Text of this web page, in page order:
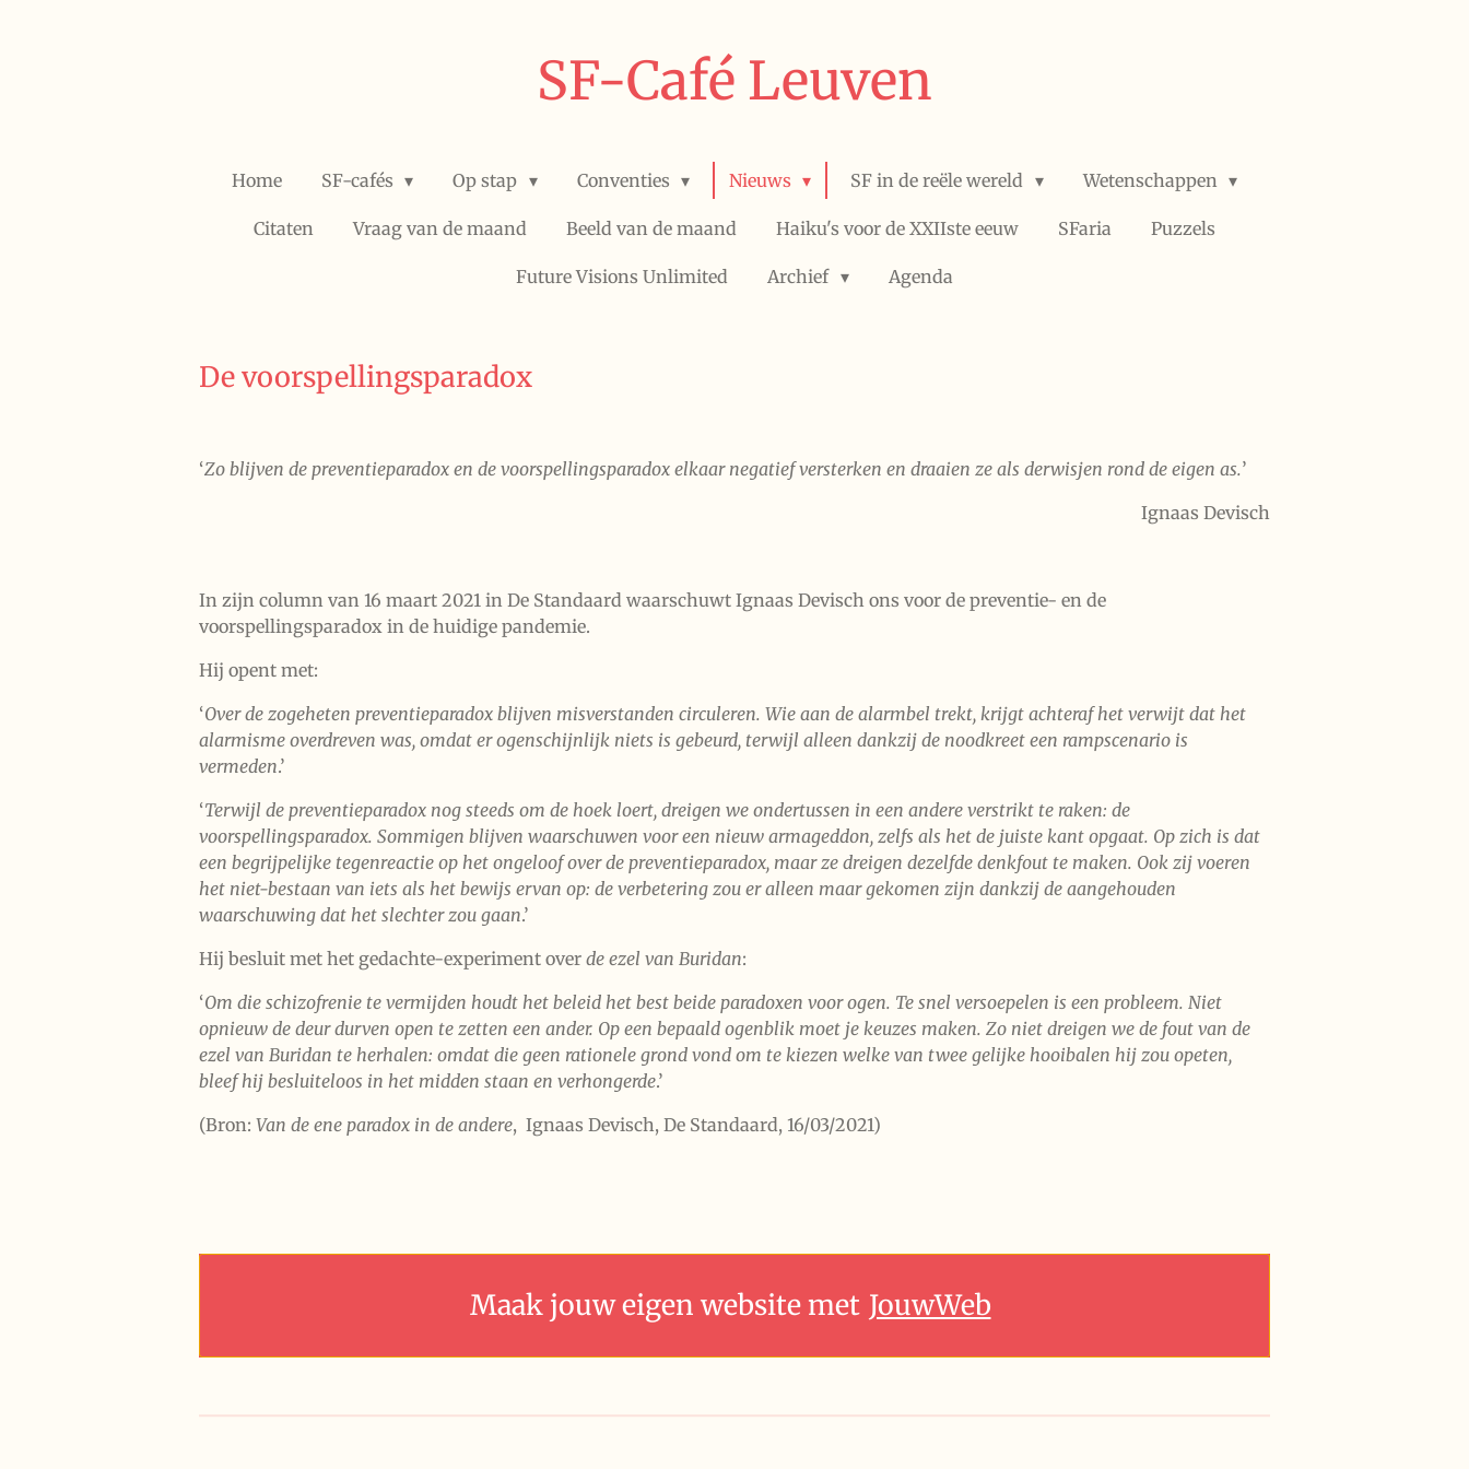
SF-Café Leuven
Home SF-cafés Op stap Conventies Nieuws SF in de reële wereld Wetenschappen
Citaten Vraag van de maand Beeld van de maand Haiku's voor de XXIIste eeuw SFaria Puzzels
Future Visions Unlimited Archief Agenda
De voorspellingsparadox
‘Zo blijven de preventie­paradox en de voorspellingsparadox elkaar negatief versterken en draaien ze als derwisjen rond de eigen as.’
Ignaas Devisch
In zijn column van 16 maart 2021 in De Standaard waarschuwt Ignaas Devisch ons voor de preventie- en de
voorspellingsparadox in de huidige pandemie.
Hij opent met:
‘Over de zogeheten preventieparadox blijven mis­verstanden circuleren. Wie aan de alarmbel trekt, krijgt achteraf het verwijt dat het
alarmisme overdreven was, omdat er ogenschijnlijk niets is gebeurd, terwijl alleen dankzij de noodkreet een rampscenario is
vermeden.’
‘Terwijl de preventieparadox nog steeds om de hoek loert, dreigen we ondertussen in een andere verstrikt te raken: de
voorspellingsparadox. Sommigen blijven waarschuwen voor een nieuw armageddon, zelfs als het de juiste kant opgaat. Op zich is dat
een begrijpelijke tegenreactie op het ongeloof over de preventie­paradox, maar ze dreigen dezelfde denkfout te maken. Ook zij voeren
het niet-bestaan van iets als het bewijs ervan op: de verbetering zou er alleen maar gekomen zijn dankzij de aangehouden
waarschuwing dat het slechter zou gaan.’
Hij besluit met het gedachte-experiment over de ezel van Buridan:
‘Om die schizofrenie te vermijden houdt het beleid het best beide paradoxen voor ogen. Te snel versoepelen is een probleem. Niet
opnieuw de deur durven open te zetten een ander. Op een bepaald ogenblik moet je keuzes maken. Zo niet dreigen we de fout van de
ezel van Buridan te herhalen: omdat die geen rationele grond vond om te kiezen welke van twee gelijke hooibalen hij zou opeten,
bleef hij besluiteloos in het midden staan en verhongerde.’
(Bron: Van de ene paradox in de andere, Ignaas Devisch, De Standaard, 16/03/2021)
Maak jouw eigen website met JouwWeb